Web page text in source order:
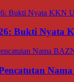
Bukti Nyata